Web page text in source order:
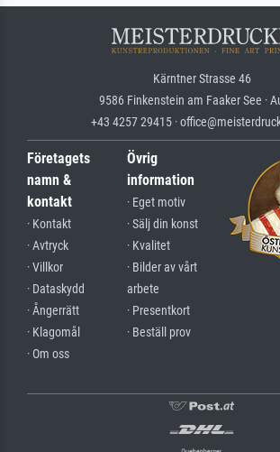
Kärntner Strasse 46
9586 Finkenstein am Faaker See ·
+43 4257 29415 ·
Företagets
namn &
kontakt
· Kontakt
· Avtryck
· Villkor
· Dataskydd
· Ångerrätt
· Klagomål
· Om oss
Övrig
information
· Eget motiv
· Sälj din konst
· Kvalitet
· Bilder av vårt
arbete
· Presentkort
· Beställ prov